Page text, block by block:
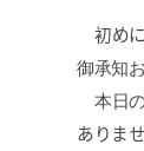
初め
御承知
本日の
ありま